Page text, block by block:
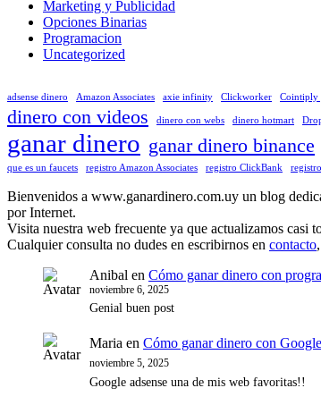
Marketing y Publicidad
Opciones Binarias
Programacion
Uncategorized
adsense dinero Amazon Associates axie infinity Clickworker Cointiply
dinero con videos dinero con webs dinero hotmart
ganar dinero ganar dinero binance
que es un faucets
registro Amazon Associates registro ClickBank
Bienvenidos a www.ganardinero.com.uy un blog
por Internet.
Visita nuestra web frecuente ya que actualizamos casi
Cualquier consulta no dudes en escribirnos en contacto
Anibal en Cómo ganar dinero con
noviembre 6, 2025
Genial buen post
Maria en Cómo ganar dinero con
noviembre 5, 2025
Google adsense una de mis web favoritas!!